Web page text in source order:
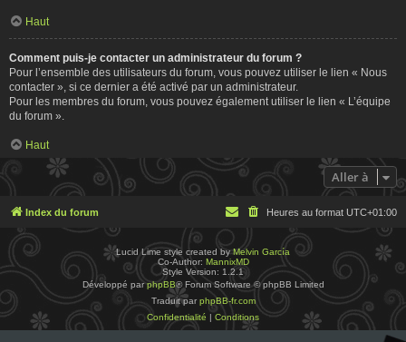
Haut
Comment puis-je contacter un administrateur du forum ?
Pour l’ensemble des utilisateurs du forum, vous pouvez utiliser le lien « Nous
contacter », si ce dernier a été activé par un administrateur.
Pour les membres du forum, vous pouvez également utiliser le lien « L’équipe
du forum ».
Haut
Aller à
Index du forum Heures au format UTC+01:00
Lucid Lime style created byMelvin García
Co-Author: MannixMD
Style Version: 1.2.1
Développé parphpBB® Forum Software © phpBB Limited
Traduit par phpBB-fr.com
Confidentialité | Conditions